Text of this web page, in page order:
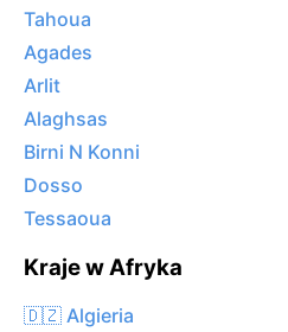
Tahoua
Agades
Arlit
Alaghsas
Birni N Konni
Dosso
Tessaoua
Kraje w Afryka
🇩🇿 Algieria